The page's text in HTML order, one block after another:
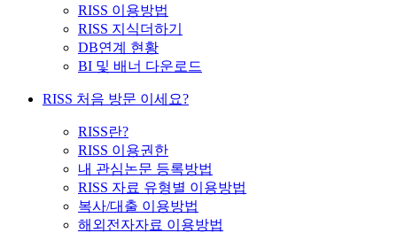
RISS 이용방법
RISS 지식더하기
DB연계 현황
BI 및 배너 다운로드
RISS 처음 방문 이세요?
RISS란?
RISS 이용권한
내 관심논문 등록방법
RISS 자료 유형별 이용방법
복사/대출 이용방법
해외전자자료 이용방법